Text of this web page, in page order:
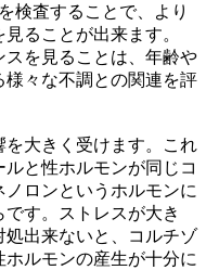
検査することで、より
ることが出来ます。
を見ることは、年齢や
様々な不調との関連を評
を大きく受けます。これ
と性ホルモンが同じコ
ロンというホルモンに
す。ストレスが大き
出来ないと、コルチゾ
ルモンの産生が十分に